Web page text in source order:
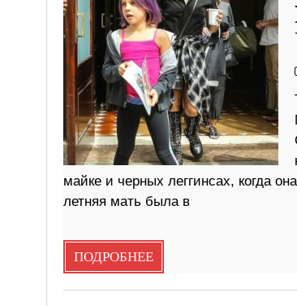
майке и черных леггинсах, когда
летняя мать была в
ПОДРОБНЕЕ